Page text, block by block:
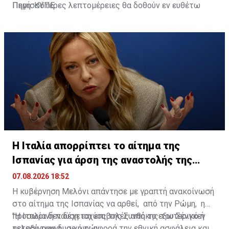
Περισσότερες λεπτομέρειες θα δοθούν εν ευθέτω
Πηγή: ΚΥΠΕ
Η Ιταλία απορρίπτει το αίτημα της
Ισπανίας για άρση της αναστολής της
Σένγκεν
07.08.2026 18:52
Η κυβέρνηση Μελόνι απάντησε με γραπτή ανακοίνωσή
στο αίτημα της Ισπανίας να αρθεί, από την Ρώμη, η
προσωρινή παύση ισχύος της Συνθήκης του Σένγκεν
"Η Ιταλία δεν δέχεται επιβολές από το εξωτερικό ή